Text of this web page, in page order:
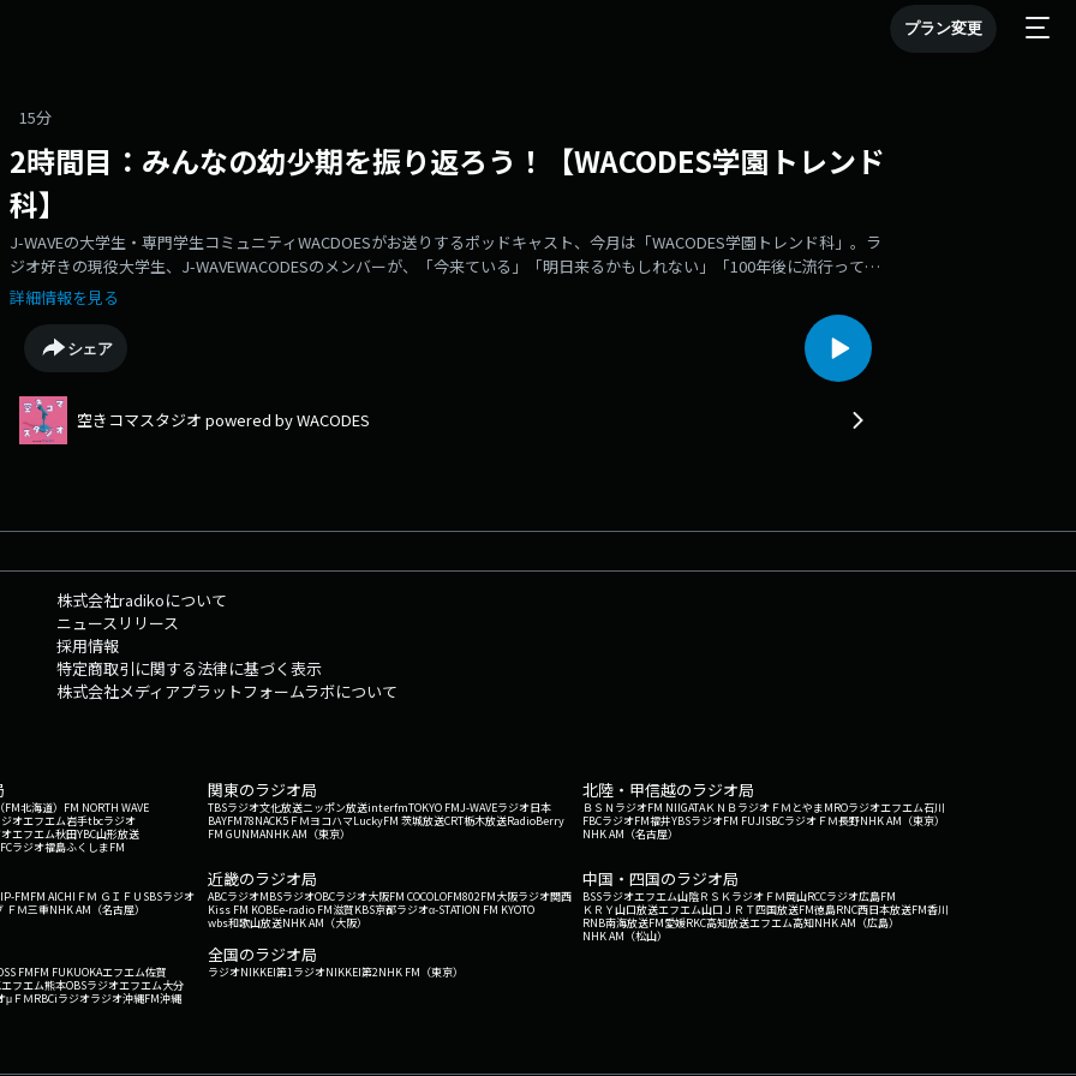
プラン変更
15分
2時間目：みんなの幼少期を振り返ろう！【WACODES学園トレンド
科】
J-WAVEの大学生・専門学生コミュニティWACDOESがお送りするポッドキャスト、今月は「WACODES学園トレンド科」。ラ
ジオ好きの現役大学生、J-WAVEWACODESのメンバーが、「今来ている」「明日来るかもしれない」「100年後に流行ってく
れればいいな・・・？」な、トレンドを研究するポッドキャストの学び舎です！今月の教科は「美術」テーマは「平成女児」
2時間目の今回は自身の幼少期時代の振り返り！アンケートをもとにこんな遊びがあった、あの遊び懐かしいなと、我々平成
女児と男児が子供の頃を振り返ります！！▼感想・要望などはこちらのフォームから
▼https://forms.gle/992V1kaRxv4gpSXXA（出演：11期・すずな、ううき、10期・たなか｜編集：11期・ううき）◎「空きコ
マスタジオ」とはFMラジオ局J-WAVEの大学生・専門学生コミュニティ「WACODES」のポッドキャスト。学校の授業の合間
=「空きコマ」に学生たちが集い、情報を発信したりアイデアをシェアする架空の放送室。企画から出演、編集、配信まで全
ての工程をWACODESメンバーが行い、毎週月曜に月替わりのコンテンツをお届けしています。今月は「WACODES学園トレ
詳細情報を見る
シェア
空きコマスタジオ powered by WACODES
株式会社radikoについて
ニュースリリース
採用情報
特定商取引に関する法律に基づく表示
株式会社メディアプラットフォームラボについて
北海道） FM NORTH WAVE
オエフエム岩手tbcラジオ
エフエム秋田YBC山形放送
ラジオ福島ふくしまFM
関東のラジオ局
TBSラジオ文化放送ニッポン放送interfmTOKYO FMJ-WAVEラジオ日本
BAYFM78NACK5 ＦＭヨコハマLuckyFM 茨城放送CRT栃木放送RadioBerry
FM GUNMANHK AM（東京）
北陸・甲信越のラジオ局
ＢＳＮラジオFM NIIGATAＫＮＢラジオ ＦＭとやまMROラジオエフエム石川
FBCラジオFM福井YBSラジオFM FUJISBCラジオ ＦＭ長野NHK AM（東京）
NHK AM（名古屋）
FMFM AICHI ＦＭ ＧＩＦＵ SBSラジオ
ＦＭ三重NHK AM（名古屋）
近畿のラジオ局
ABCラジオMBSラジオOBCラジオ大阪FM COCOLOFM802FM大阪ラジオ関西
Kiss FM KOBEe-radio FM滋賀KBS京都ラジオα-STATION FM KYOTO
wbs和歌山放送NHK AM（大阪）
中国・四国のラジオ局
BSSラジオエフエム山陰ＲＳＫラジオ ＦＭ岡山RCCラジオ広島FM
ＫＲＹ山口放送エフエム山口 ＪＲＴ四国放送FM徳島RNC西日本放送FM香川
RNB南海放送FM愛媛RKC高知放送エフエム高知NHK AM（広島）
NHK AM（松山）
FMFM FUKUOKAエフエム佐賀
フエム熊本OBSラジオエフエム大分
μＦＭRBCiラジオラジオ沖縄FM沖縄
全国のラジオ局
ラジオNIKKEI第1ラジオNIKKEI第2NHK FM（東京）